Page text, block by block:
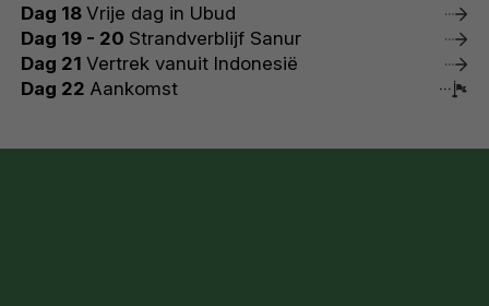
Dag 18 Vrije dag in Ubud
Dag 19 - 20 Strandverblijf Sanur
Dag 21 Vertrek vanuit Indonesië
Dag 22 Aankomst